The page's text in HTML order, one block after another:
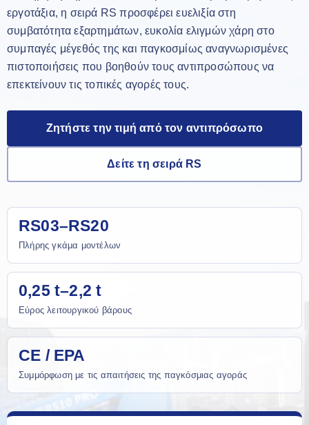
εργοτάξια, η σειρά RS προσφέρει ευελιξία στη
συμβατότητα εξαρτημάτων, ευκολία ελιγμών χάρη στο
συμπαγές μέγεθός της και παγκοσμίως αναγνωρισμένες
πιστοποιήσεις που βοηθούν τους αντιπροσώπους να
επεκτείνουν τις τοπικές αγορές τους.
Ζητήστε την τιμή από τον αντιπρόσωπο
Δείτε τη σειρά RS
RS03–RS20
Πλήρης γκάμα μοντέλων
0,25 t–2,2 t
Εύρος λειτουργικού βάρους
CE / EPA
Συμμόρφωση με τις απαιτήσεις της παγκόσμιας αγοράς